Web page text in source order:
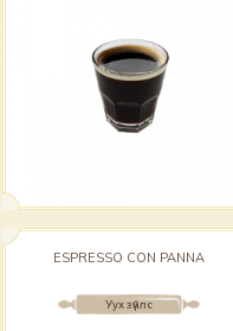
Уух зүйлс
ESPRESSO CON PANNA